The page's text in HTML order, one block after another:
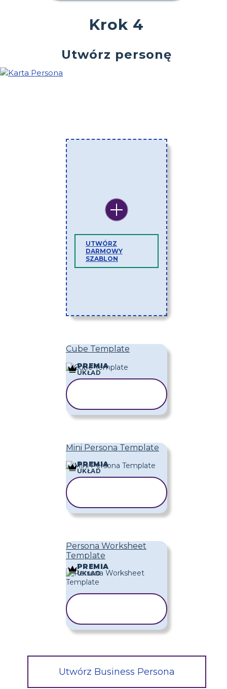
Krok 4
Utwórz personę
UTWÓRZ
DARMOWY
SZABLON
Cube Template
PREMIA
UKŁAD
Mini Persona Template
PREMIA
UKŁAD
Persona Worksheet
Template
PREMIA
UKŁAD
Utwórz Business Persona